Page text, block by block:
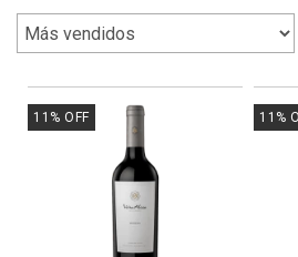
11 % OFF 11 %